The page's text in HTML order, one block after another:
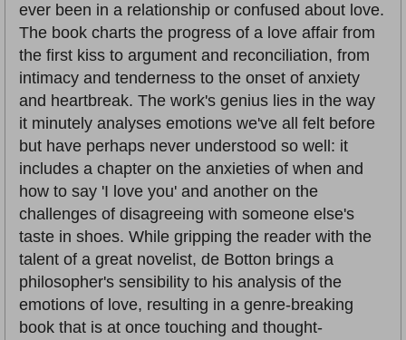
ever been in a relationship or confused about love.
The book charts the progress of a love affair from
the first kiss to argument and reconciliation, from
intimacy and tenderness to the onset of anxiety
and heartbreak. The work's genius lies in the way
it minutely analyses emotions we've all felt before
but have perhaps never understood so well: it
includes a chapter on the anxieties of when and
how to say 'I love you' and another on the
challenges of disagreeing with someone else's
taste in shoes. While gripping the reader with the
talent of a great novelist, de Botton brings a
philosopher's sensibility to his analysis of the
emotions of love, resulting in a genre-breaking
book that is at once touching and thought-